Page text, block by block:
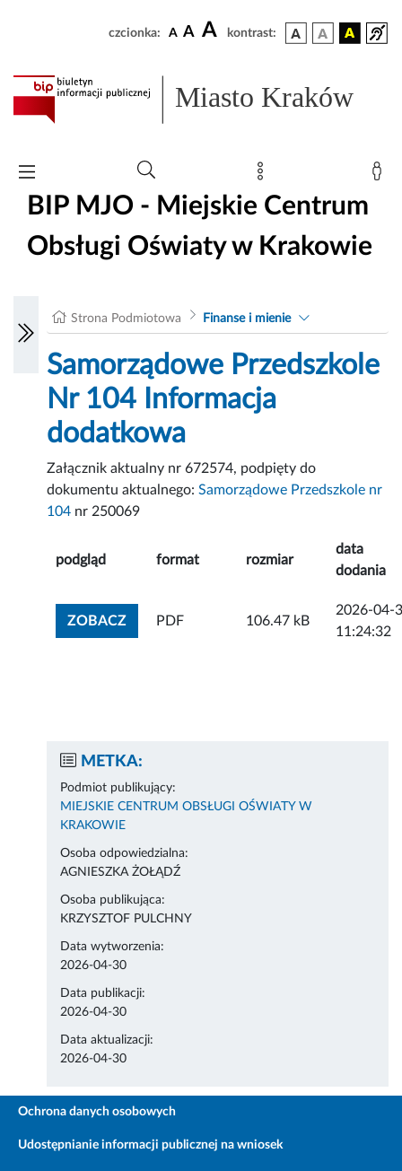
czcionka: A A A kontrast:
Miasto Kraków
BIP MJO - Miejskie Centrum
Obsługi Oświaty w Krakowie
Strona Podmiotowa Finanse i mienie
Samorządowe Przedszkole
Nr 104 Informacja
dodatkowa
Załącznik aktualny nr 672574, podpięty do
dokumentu aktualnego:Samorządowe Przedszkole nr
104 nr 250069
podgląd format rozmiar
data
dodania
ZOBACZZOBACZ ZAŁĄCZNIK
PDF 106.47 kB
2026-04-
11:24:32
METKA:
Podmiot publikujący:
MIEJSKIE CENTRUM OBSŁUGI OŚWIATY W
KRAKOWIE
Osoba odpowiedzialna:
AGNIESZKA ŻOŁĄDŹ
Osoba publikująca:
KRZYSZTOF PULCHNY
Data wytworzenia:
2026-04-30
Data publikacji:
2026-04-30
Data aktualizacji:
2026-04-30
Ochrona danych osobowych
Udostępnianie informacji publicznej na wniosek